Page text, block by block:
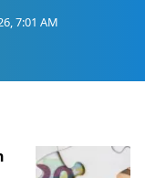
7:01 AM